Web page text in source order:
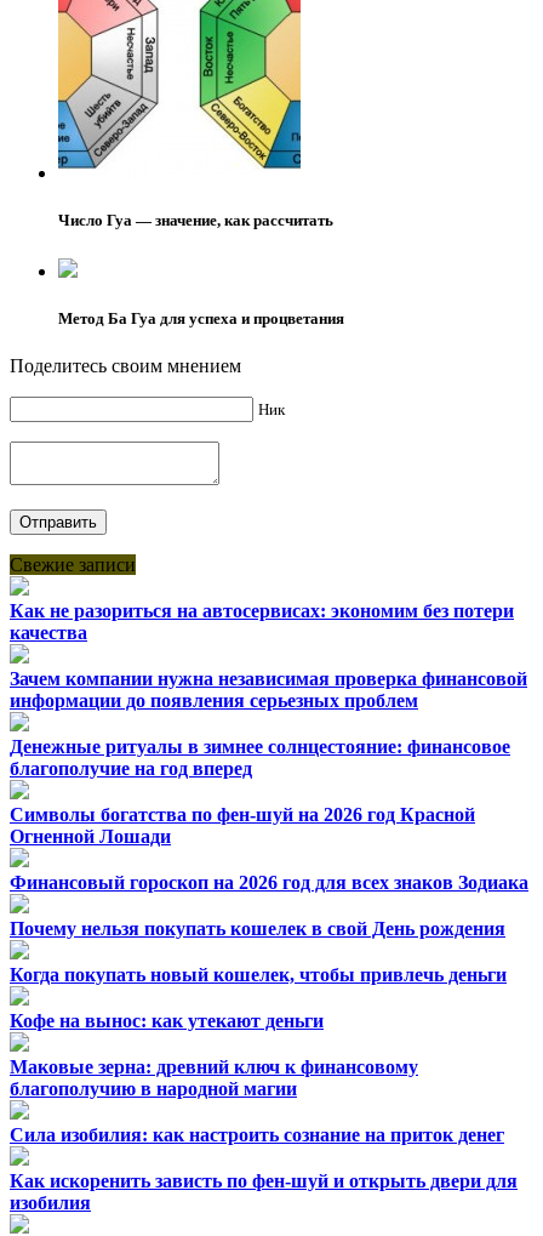
Число Гуа — значение, как рассчитать
Метод Ба Гуа для успеха и процветания
Поделитесь своим мнением
Ник
Свежие записи
Как не разориться на автосервисах: экономим без потери
качества
Зачем компании нужна независимая проверка финансовой
информации до появления серьезных проблем
Денежные ритуалы в зимнее солнцестояние: финансовое
благополучие на год вперед
Символы богатства по фен-шуй на 2026 год Красной
Огненной Лошади
Финансовый гороскоп на 2026 год для всех знаков Зодиака
Почему нельзя покупать кошелек в свой День рождения
Когда покупать новый кошелек, чтобы привлечь деньги
Кофе на вынос: как утекают деньги
Маковые зерна: древний ключ к финансовому
благополучию в народной магии
Сила изобилия: как настроить сознание на приток денег
Как искоренить зависть по фен-шуй и открыть двери для
изобилия